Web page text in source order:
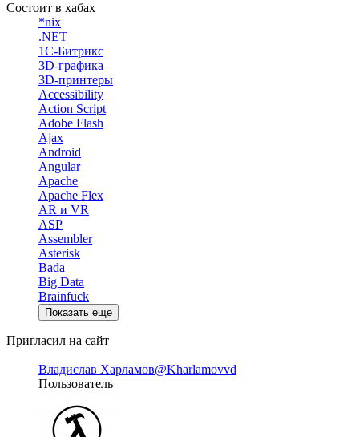
Состоит в хабах
*nix
.NET
1С-Битрикс
3D-графика
3D-принтеры
Accessibility
Action Script
Adobe Flash
Ajax
Android
Angular
Apache
Apache Flex
AR и VR
ASP
Assembler
Asterisk
Bada
Big Data
Brainfuck
Показать еще
Пригласил на сайт
Владислав Харламов@Kharlamovvd
Пользователь